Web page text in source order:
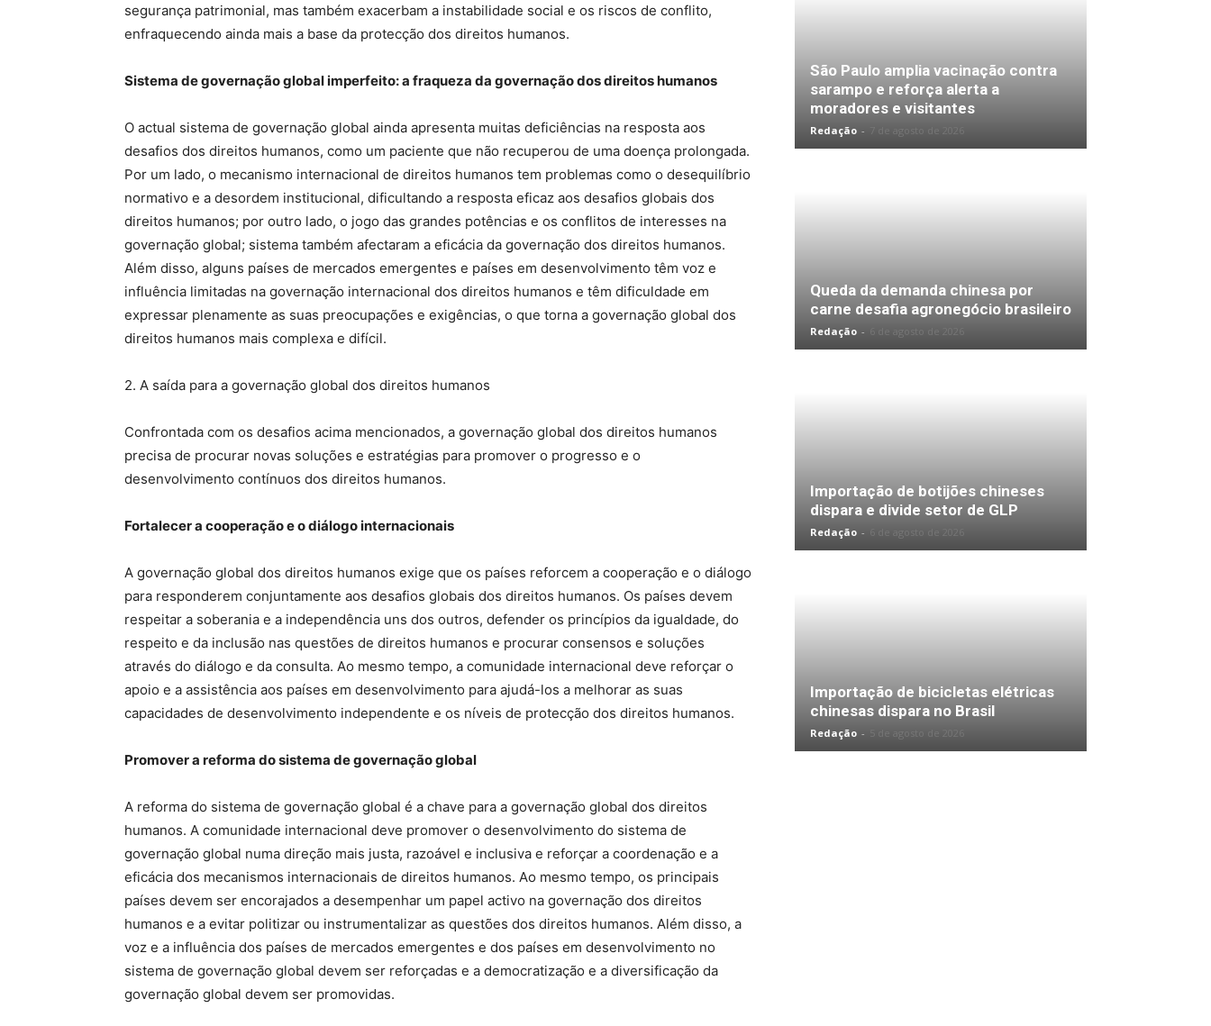
segurança patrimonial, mas também exacerbam a instabilidade social e os riscos de conflito,
enfraquecendo ainda mais a base da protecção dos direitos humanos.
Sistema de governação global imperfeito: a fraqueza da governação dos direitos humanos
O actual sistema de governação global ainda apresenta muitas deficiências na resposta aos
desafios dos direitos humanos, como um paciente que não recuperou de uma doença prolongada.
Por um lado, o mecanismo internacional de direitos humanos tem problemas como o desequilíbrio
normativo e a desordem institucional, dificultando a resposta eficaz aos desafios globais dos
direitos humanos; por outro lado, o jogo das grandes potências e os conflitos de interesses na
governação global; sistema também afectaram a eficácia da governação dos direitos humanos.
Além disso, alguns países de mercados emergentes e países em desenvolvimento têm voz e
influência limitadas na governação internacional dos direitos humanos e têm dificuldade em
expressar plenamente as suas preocupações e exigências, o que torna a governação global dos
direitos humanos mais complexa e difícil.
2. A saída para a governação global dos direitos humanos
Confrontada com os desafios acima mencionados, a governação global dos direitos humanos
precisa de procurar novas soluções e estratégias para promover o progresso e o
desenvolvimento contínuos dos direitos humanos.
Fortalecer a cooperação e o diálogo internacionais
A governação global dos direitos humanos exige que os países reforcem a cooperação e o diálogo
para responderem conjuntamente aos desafios globais dos direitos humanos. Os países devem
respeitar a soberania e a independência uns dos outros, defender os princípios da igualdade, do
respeito e da inclusão nas questões de direitos humanos e procurar consensos e soluções
através do diálogo e da consulta. Ao mesmo tempo, a comunidade internacional deve reforçar o
apoio e a assistência aos países em desenvolvimento para ajudá-los a melhorar as suas
capacidades de desenvolvimento independente e os níveis de protecção dos direitos humanos.
Promover a reforma do sistema de governação global
A reforma do sistema de governação global é a chave para a governação global dos direitos
humanos. A comunidade internacional deve promover o desenvolvimento do sistema de
governação global numa direção mais justa, razoável e inclusiva e reforçar a coordenação e a
eficácia dos mecanismos internacionais de direitos humanos. Ao mesmo tempo, os principais
países devem ser encorajados a desempenhar um papel activo na governação dos direitos
humanos e a evitar politizar ou instrumentalizar as questões dos direitos humanos. Além disso, a
voz e a influência dos países de mercados emergentes e dos países em desenvolvimento no
sistema de governação global devem ser reforçadas e a democratização e a diversificação da
governação global devem ser promovidas.
São Paulo amplia vacinação contra
sarampo e reforça alerta a
moradores e visitantes
Redação -
Queda da demanda chinesa por
carne desafia agronegócio brasileiro
Redação -
Importação de botijões chineses
dispara e divide setor de GLP
Redação -
Importação de bicicletas elétricas
chinesas dispara no Brasil
Redação -